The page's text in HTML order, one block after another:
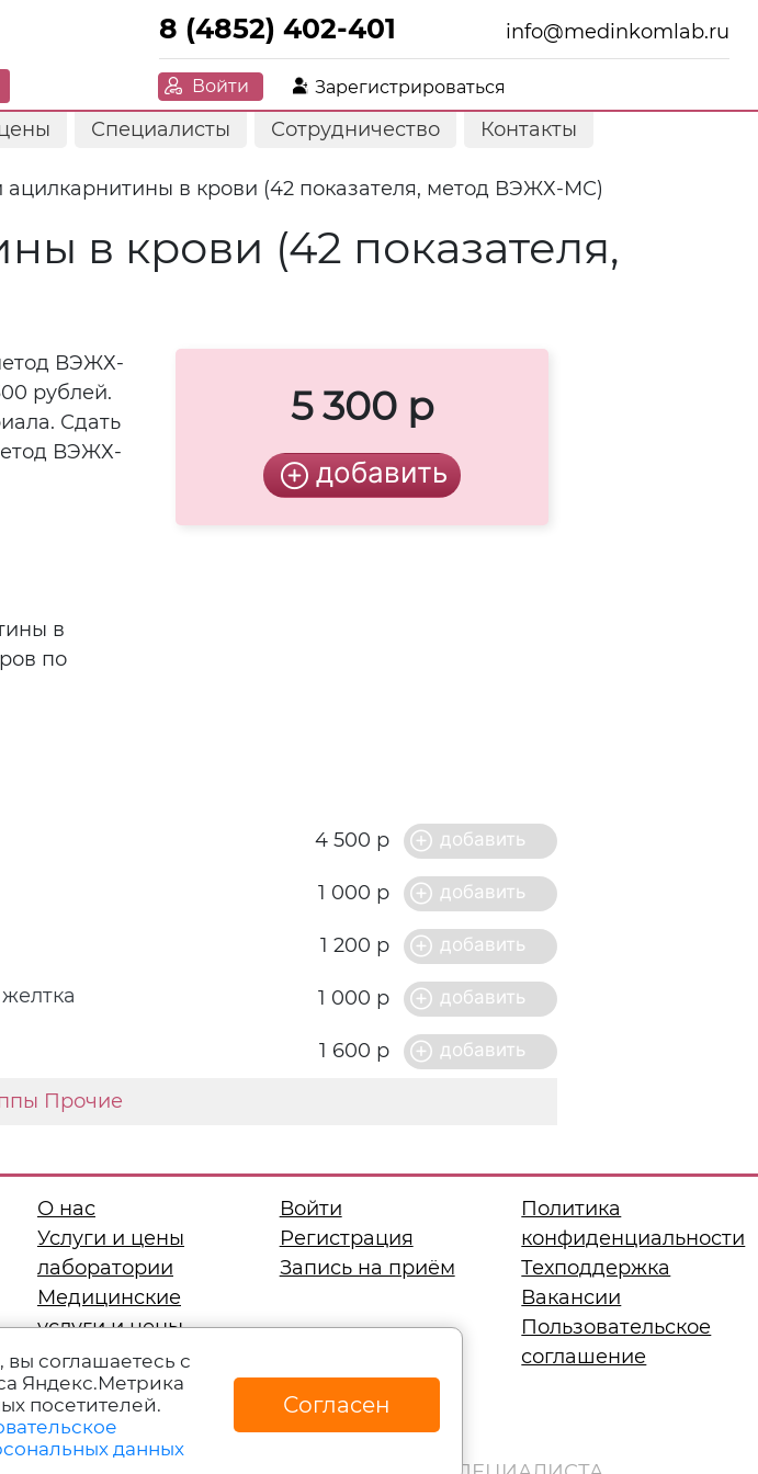
8 (4852) 402-401 info@medinkomlab.ru
Войти Зарегистрироваться
Специалисты Сотрудничество Контакты
в крови (42 показателя, метод ВЭЖХ-МС)
в крови (42 показателя,
ВЭЖХ-
рублей.
Сдать
ВЭЖХ-
в
по
5 300 р
4 500 р
1 000 р
1 200 р
1 000 р
1 600 р
Прочие
О нас
Услуги и цены
лаборатории
Медицинские
услуги и цены
Специалисты
Сотрудничество
Контакты
Войти
Регистрация
Запись на приём
Политика
конфиденциальности
Техподдержка
Вакансии
Пользовательское
соглашение
соглашаетесь с
Яндекс.Метрика
посетителей.
данных
Согласен